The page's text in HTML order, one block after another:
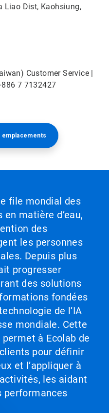
Liao Dist, Kaohsiung,
Customer Service |
7 7132427
emplacements​​​​​​​
file mondial des
matière d’eau,
des
les personnes
Depuis plus
progresser
des solutions
fondées
de l’IA
mondiale. Cette
à Ecolab de
pour définir
et l’appliquer à
les aidant
performances